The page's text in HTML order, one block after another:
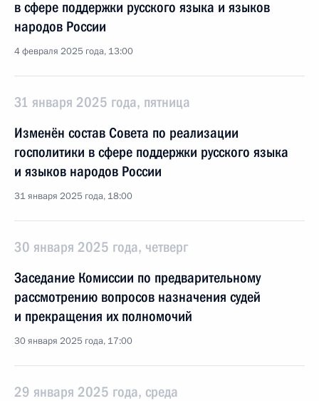
в сфере поддержки русского языка и языков
народов России
4 февраля 2025 года, 13:00
31 января 2025 года, пятница
Изменён состав Совета по реализации
госполитики в сфере поддержки русского языка
и языков народов России
31 января 2025 года, 18:00
30 января 2025 года, четверг
Заседание Комиссии по предварительному
рассмотрению вопросов назначения судей
и прекращения их полномочий
30 января 2025 года, 17:00
29 января 2025 года, среда